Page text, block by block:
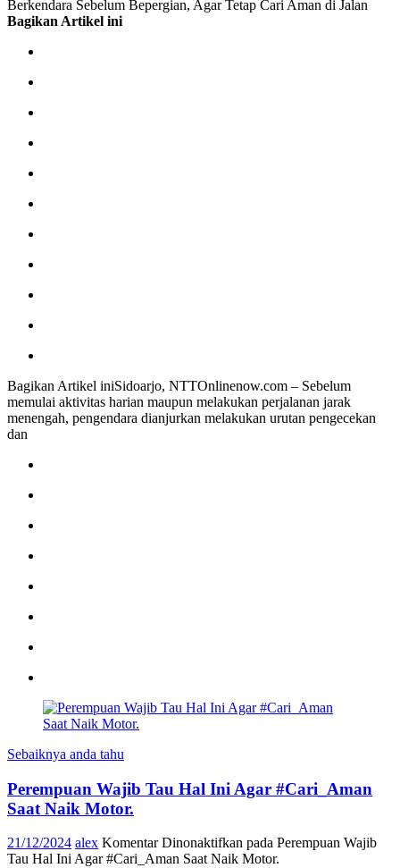
Berkendara Sebelum Bepergian, Agar Tetap Cari Aman di Jalan
Bagikan Artikel ini
Bagikan Artikel iniSidoarjo, NTTOnlinenow.com – Sebelum
memulai aktivitas harian maupun melakukan perjalanan jarak
menengah, pengendara dianjurkan melakukan urutan pengecekan
dan
Sebaiknya anda tahu
Perempuan Wajib Tau Hal Ini Agar #Cari_Aman
Saat Naik Motor.
21/12/2024 alex Komentar Dinonaktifkan pada Perempuan Wajib
Tau Hal Ini Agar #Cari_Aman Saat Naik Motor.